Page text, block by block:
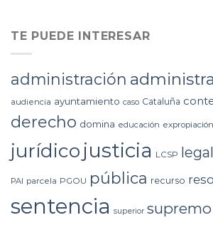
TE PUEDE INTERESAR
administración
audiencia ayuntamiento caso Cataluña
derecho domina educación expropiación
jurídico justicia LCSP legal
PAI parcela PGOU pública recurso
sentencia superior supremo